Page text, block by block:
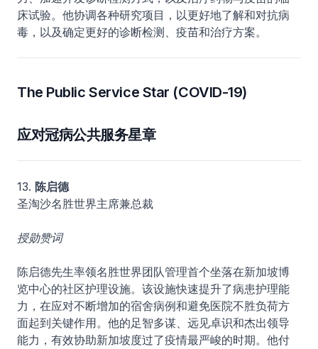
床试验。他协调各种研究项目，以更好地了解和对抗病
毒，以及确定更好的诊断检测、疫苗和治疗方案。
The Public Service Star (COVID-19)
应对冠病公共服务星章
13. 陈启德
圣淘沙名胜世界主席兼总裁
授勋赞词
陈启德先生率领名胜世界团队管理首个坐落在新加坡博
览中心的社区护理设施。该设施快速提升了病患护理能
力，在应对不断增加的宿舍病例和避免医院不胜负荷方
面起到关键作用。他的足智多谋、远见卓识和杰出领导
能力，有效协助新加坡度过了疫情最严峻的时期。他付